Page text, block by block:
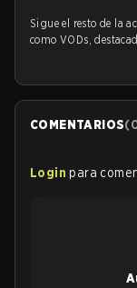
Sigue el resto de la
como VODs,
COMENTARIOS(
Login para